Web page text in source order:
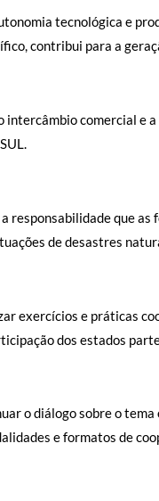
tecnológica e
contribui para a
intercâmbio comercial e
responsabilidade que as
de desastres
exercícios e práticas
dos estados
o diálogo sobre o
e formatos de